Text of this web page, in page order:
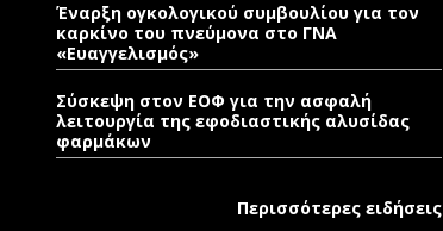
Έναρξη ογκολογικού συμβουλίου για τον
καρκίνο του πνεύμονα στο ΓΝΑ
«Ευαγγελισμός»
Σύσκεψη στον ΕΟΦ για την ασφαλή
λειτουργία της εφοδιαστικής αλυσίδας
φαρμάκων
Περισσότερες ειδήσεις